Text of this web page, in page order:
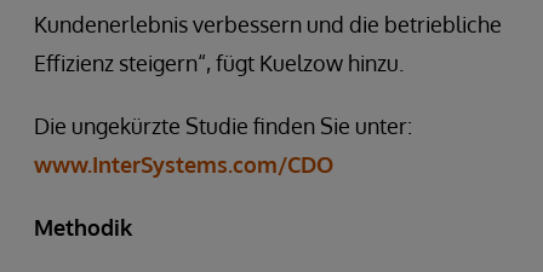
Kundenerlebnis verbessern und die betriebliche
Effizienz steigern“, fügt Kuelzow hinzu.
Die ungekürzte Studie finden Sie unter:
www.InterSystems.com/CDO
Methodik